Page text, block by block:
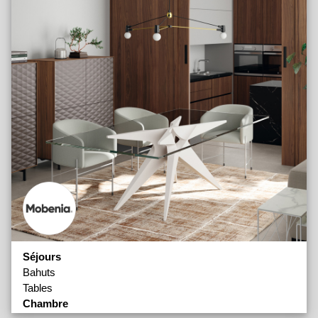
Séjours
Bahuts
Tables
Chambre